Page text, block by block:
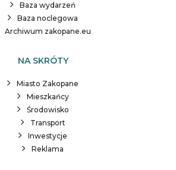
Baza wydarzeń
Baza noclegowa
Archiwum zakopane.eu
NA SKRÓTY
Miasto Zakopane
Mieszkańcy
Środowisko
Transport
Inwestycje
Reklama